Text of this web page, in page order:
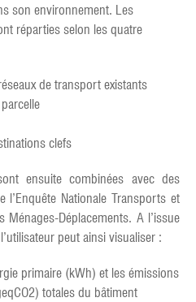
son environnement. Les
réparties selon les quatre
de transport existants
clefs
ensuite combinées avec des
l’Enquête Nationale Transports et
Ménages-Déplacements. A l’issue
peut ainsi visualiser :
primaire (kWh) et les émissions
totales du bâtiment